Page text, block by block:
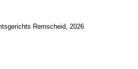
Remscheid, 2026